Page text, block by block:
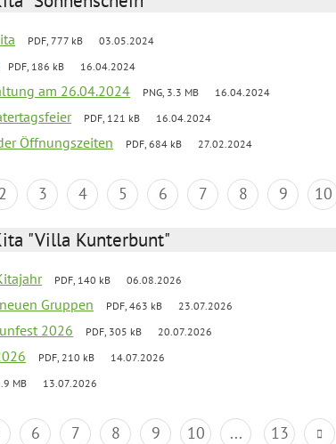
PDF, 777 kB 03.05.2024
PDF, 186 kB 16.04.2024
am 26.04.2024 PNG, 3.3 MB 16.04.2024
PDF, 121 kB 16.04.2024
Öffnungszeiten PDF, 684 kB 27.02.2024
2 3 4 5 6 7 8 9 10
"Villa Kunterbunt"
PDF, 140 kB 06.08.2026
Gruppen PDF, 463 kB 23.07.2026
2026 PDF, 305 kB 20.07.2026
PDF, 210 kB 14.07.2026
MB 13.07.2026
6 7 8 9 10 ... 13